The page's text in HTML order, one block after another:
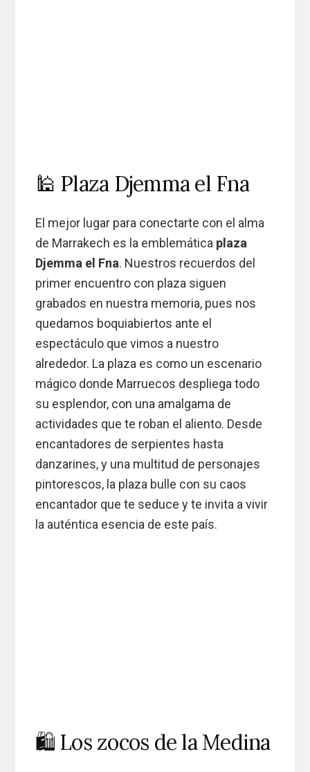
🕌 Plaza Djemma el Fna
El mejor lugar para conectarte con el alma
de Marrakech es la emblemática plaza
Djemma el Fna. Nuestros recuerdos del
primer encuentro con plaza siguen
grabados en nuestra memoria, pues nos
quedamos boquiabiertos ante el
espectáculo que vimos a nuestro
alrededor. La plaza es como un escenario
mágico donde Marruecos despliega todo
su esplendor, con una amalgama de
actividades que te roban el aliento. Desde
encantadores de serpientes hasta
danzarines, y una multitud de personajes
pintorescos, la plaza bulle con su caos
encantador que te seduce y te invita a vivir
la auténtica esencia de este país.
🛍️ Los zocos de la Medina